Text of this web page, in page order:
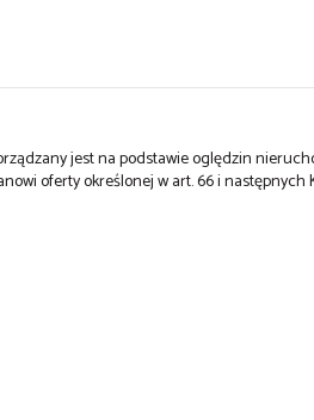
jest na podstawie oględzin
oferty określonej w art. 66 i następnych